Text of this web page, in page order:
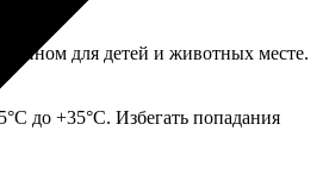
для детей и животных месте.
до +35°С. Избегать попадания